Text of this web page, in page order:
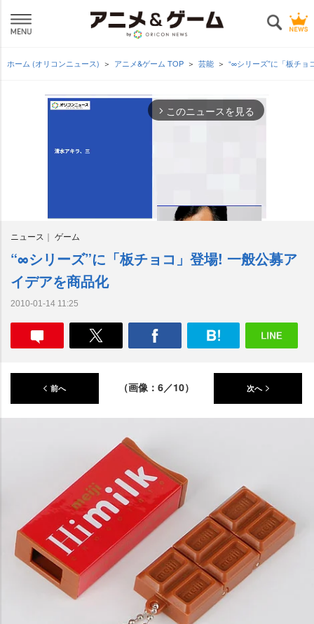
ホーム (オリコンニュース) アニメ&ゲーム TOP 芸能 “∞シリーズ”に「板チョ
arrow_forward_ios このニュースを見る
M
ニュース ゲーム
“∞シリーズ”に「板チョコ」登場! 一般公募ア
イデアを商品化
2010-01-14 11:25
前へ （画像：6／10） 次へ